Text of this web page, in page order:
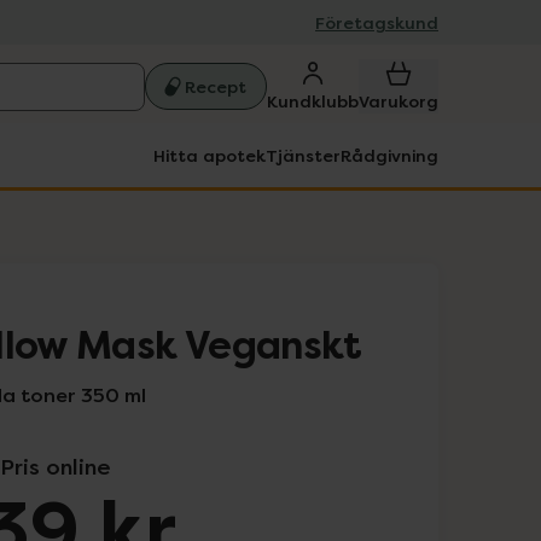
Företagskund
Recept
KundklubbVarukorg
Hitta apotekTjänsterRådgivning
Mask Veganskt
toner 350 ml
Pris online